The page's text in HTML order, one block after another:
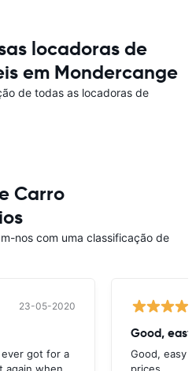
locadoras de
em Mondercange
de todas as locadoras de
Carro
nos com uma classificação de
23-05-2020
got for a
Good,
Good, easy